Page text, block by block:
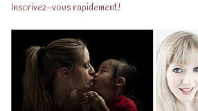
Inscrivez-vous rapidement!